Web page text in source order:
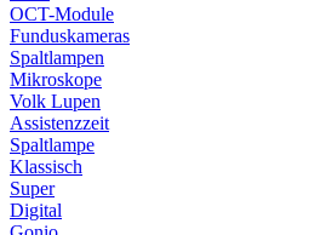
OCT-Module
Funduskameras
Spaltlampen
Mikroskope
Volk Lupen
Assistenzzeit
Spaltlampe
Klassisch
Super
Digital